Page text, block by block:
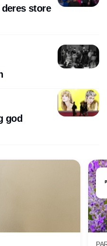
sker inden
ledelse. For
og
store
god